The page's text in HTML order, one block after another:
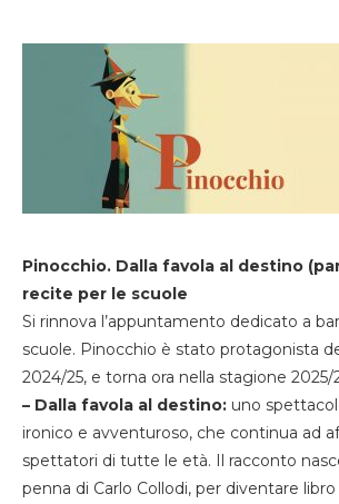
Pinocchio. Dalla favola al destino
recite per le scuole
Si rinnova l’appuntamento dedicato a
scuole. Pinocchio è stato protagonista
2024/25, e torna ora nella stagione 2025/
– Dalla favola al destino: uno
ironico e avventuroso, che continua ad
spettatori di tutte le età. Il racconto
penna di Carlo Collodi, per diventare